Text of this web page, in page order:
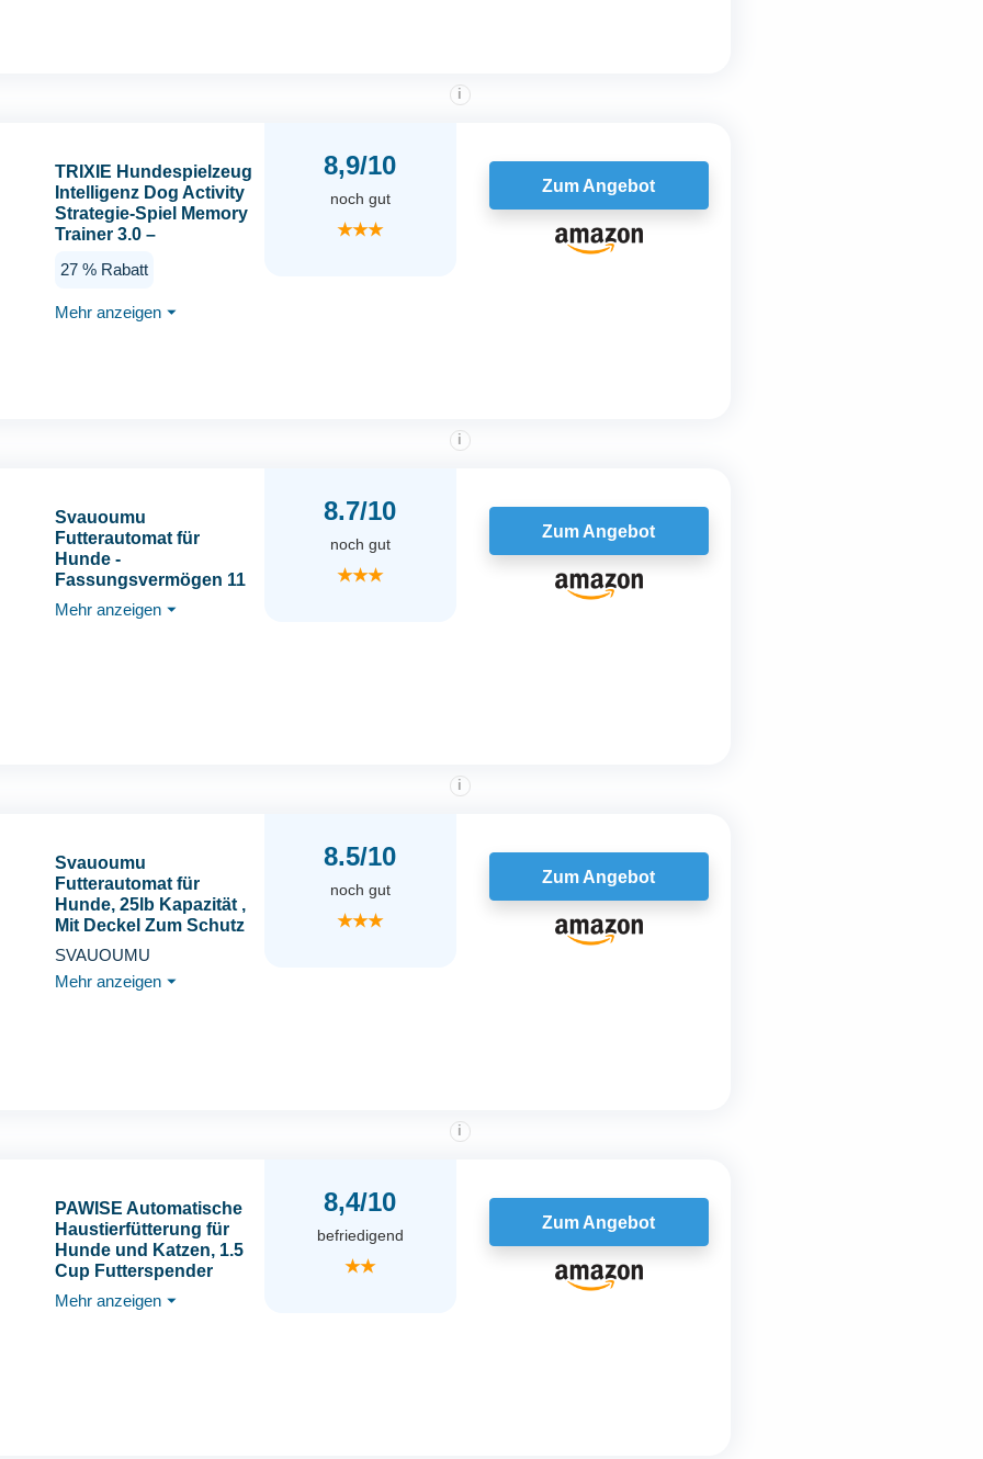
TRIXIE Hundespielzeug
Intelligenz Dog Activity
Strategie-Spiel Memory
Trainer 3.0 –
Intelligenzspielzeug für
Beschäftigung
27 % Rabatt
Mehr anzeigen ⏷
8,9/10
i
noch gut
★★★
Zum Angebot
Svauoumu
Futterautomat für
Hunde -
Fassungsvermögen 11
kg, mit Deckel Zum
Schutz des Futters,
Mehr anzeigen ⏷
8.7/10
i
noch gut
★★★
Zum Angebot
Svauoumu
Futterautomat für
Hunde, 25lb Kapazität ,
Mit Deckel Zum Schutz
des Futters,
Nagetiersicheres
Design, Geeignet für
SVAUOUMU
Mehr anzeigen ⏷
8.5/10
i
noch gut
★★★
Zum Angebot
PAWISE Automatische
Haustierfütterung für
Hunde und Katzen, 1.5
Cup Futterspender
Feeder mit 48-Stunden
Timer für Single
Mehr anzeigen ⏷
8,4/10
i
befriedigend
★★
Zum Angebot